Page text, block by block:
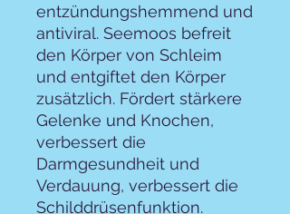
entzündungshemmend und
antiviral. Seemoos befreit
den Körper von Schleim
und entgiftet den Körper
zusätzlich. Fördert stärkere
Gelenke und Knochen,
verbessert die
Darmgesundheit und
Verdauung, verbessert die
Schilddrüsenfunktion.